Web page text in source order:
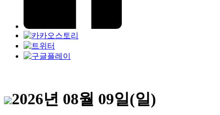
2026년 08월 09일(일)